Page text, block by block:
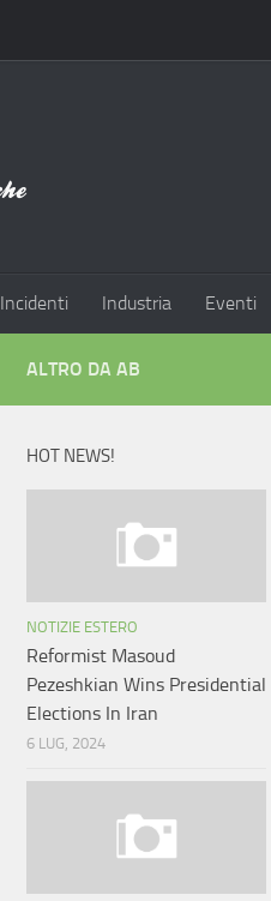
Incidenti Industria Eventi
ALTRO DA AB
HOT NEWS!
NOTIZIE ESTERO
Reformist Masoud
Pezeshkian Wins Presidential
Elections In Iran
6 LUG, 2024